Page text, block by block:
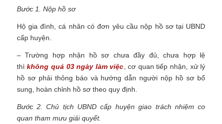
Bước 1. Nộp hồ sơ
Hộ gia đình, cá nhân có đơn yêu cầu nộp hồ sơ tại UBND
cấp huyện.
– Trường hợp nhận hồ sơ chưa đầy đủ, chưa hợp lệ
thì không quá 03 ngày làm việc , cơ quan tiếp nhận, xử lý
hồ sơ phải thông báo và hướng dẫn người nộp hồ sơ bổ
sung, hoàn chỉnh hồ sơ theo quy định.
Bước 2. Chủ tịch UBND cấp huyện giao trách nhiệm cơ
quan tham mưu giải quyết.